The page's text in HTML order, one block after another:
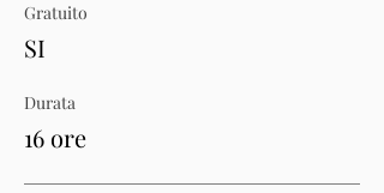
Gratuito
SI
Durata
16 ore